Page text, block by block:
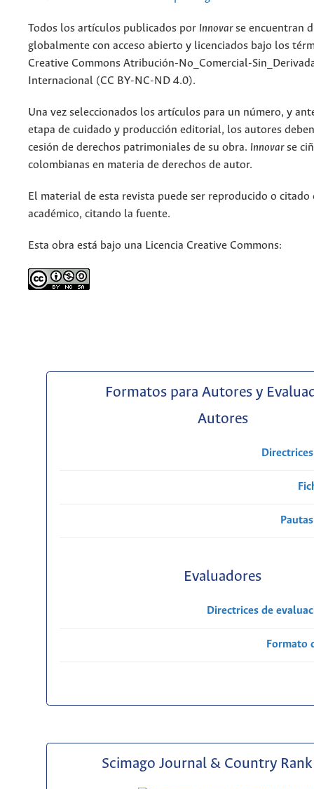
Todos los artículos publicados por Innovarse encuentran
globalmente con acceso abierto y licenciados bajo los
Creative Commons Atribución-No_Comercial-
Internacional (CC BY-NC-ND 4.0).
Una vez seleccionados los artículos para un número, y
etapa de cuidado y producción editorial, los autores
cesión de derechos patrimoniales de su obra. Innovarse
colombianas en materia de derechos de autor.
El material de esta revista puede ser reproducido o citado
académico, citando la fuente.
Esta obra está bajo una Licencia Creative Commons:
Formatos para Autores y
Autores
Evaluadores
Directrices de
Formato
Scimago Journal & Country Rank